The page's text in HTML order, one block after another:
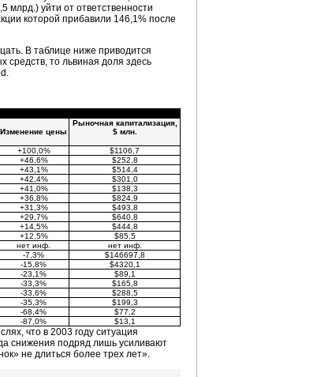
уйти от ответственности
которой прибавили 146,1% после
В таблице ниже приводится
средств, то львиная доля здесь
Изменение цены
Рыночная капитализация,
$ млн.
+100,0%
$1106,7
+46,6%
$252,8
+43,1%
$514,4
+42,4%
$301,0
+41,0%
$138,3
+36,8%
$824,9
+31,3%
$493,8
+29,7%
$640,8
+14,5%
$444,8
+12,5%
$85,5
нет инф.
нет инф.
-7,3%
$146697,8
-15,8%
$4320,1
-23,1%
$89,1
-33,3%
$165,8
-33,6%
$288,5
-35,3%
$199,3
-68,4%
$77,2
-87,0% $13,1
что в 2003 году ситуация
снижения подряд лишь усиливают
не длиться более трех лет».